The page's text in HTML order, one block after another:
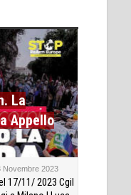
La
Appello
Novembre 2023
17/11/ 2023 Cgil